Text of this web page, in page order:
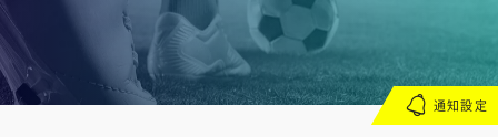
通知設定